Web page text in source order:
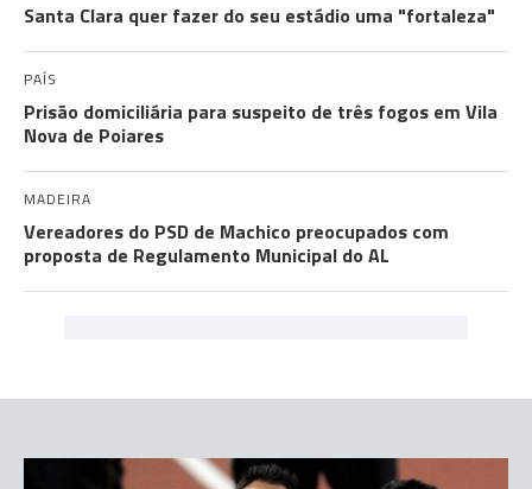
Santa Clara quer fazer do seu estádio uma "fortaleza"
PAÍS
Prisão domiciliária para suspeito de três fogos em Vila
Nova de Poiares
MADEIRA
Vereadores do PSD de Machico preocupados com
proposta de Regulamento Municipal do AL